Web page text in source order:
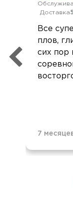
Доставка
Все
плов,
сих пор
7